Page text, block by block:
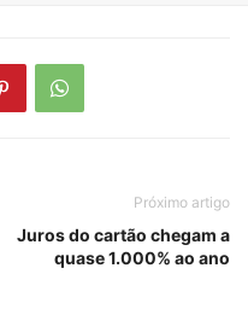
Próximo artigo
Juros do cartão chegam a
quase 1.000% ao ano